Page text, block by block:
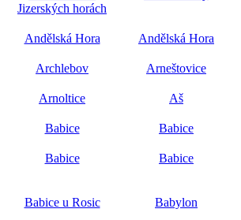
Jizerských horách
Andělská Hora Andělská Hora
Archlebov Arneštovice
Arnoltice Aš
Babice Babice
Babice Babice
Babice u Rosic Babylon